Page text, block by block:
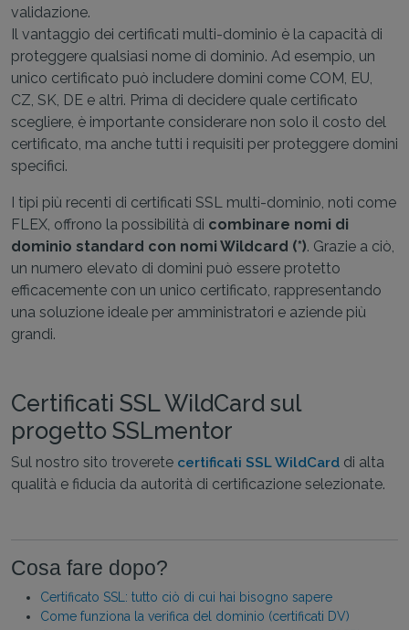
validazione.
Il vantaggio dei certificati multi-dominio è la capacità di
proteggere qualsiasi nome di dominio. Ad esempio, un
unico certificato può includere domini come COM, EU,
CZ, SK, DE e altri. Prima di decidere quale certificato
scegliere, è importante considerare non solo il costo del
certificato, ma anche tutti i requisiti per proteggere domini
specifici.
I tipi più recenti di certificati SSL multi-dominio, noti come
FLEX, offrono la possibilità di combinare nomi di
dominio standard con nomi Wildcard (*). Grazie a ciò,
un numero elevato di domini può essere protetto
efficacemente con un unico certificato, rappresentando
una soluzione ideale per amministratori e aziende più
grandi.
Certificati SSL WildCard sul
progetto SSLmentor
Sul nostro sito troverete certificati SSL WildCard di alta
qualità e fiducia da autorità di certificazione selezionate.
Cosa fare dopo?
Certificato SSL: tutto ciò di cui hai bisogno sapere
Come funziona la verifica del dominio (certificati DV)